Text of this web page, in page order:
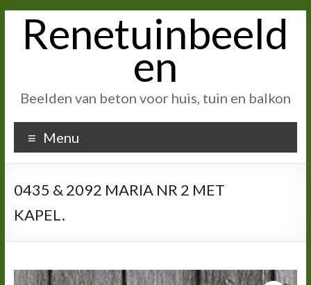
inhoudRenetuinbeeld
en
Beelden van beton voor huis, tuin en balkon
Menu
0435 & 2092 MARIA NR 2 MET
KAPEL.